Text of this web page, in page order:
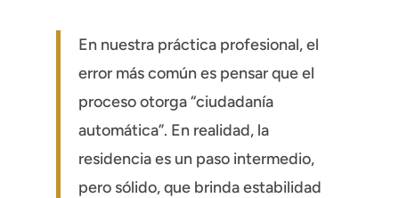
En nuestra práctica profesional, el
error más común es pensar que el
proceso otorga “ciudadanía
automática”. En realidad, la
residencia es un paso intermedio,
pero sólido, que brinda estabilidad